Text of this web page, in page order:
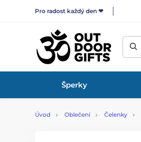
Pro radost každý den ❤
Šperky
Úvod Oblečení Čelenky